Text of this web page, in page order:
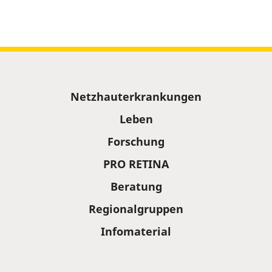
Netzhauterkrankungen
Leben
Forschung
PRO RETINA
Beratung
Regionalgruppen
Infomaterial